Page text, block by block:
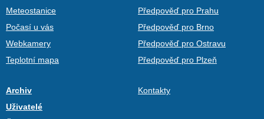
Meteostanice
Počasí u vás
Webkamery
Teplotní mapa
Předpověď pro Prahu
Předpověď pro Brno
Předpověď pro Ostravu
Předpověď pro Plzeň
Archiv
Uživatelé
Kontakty